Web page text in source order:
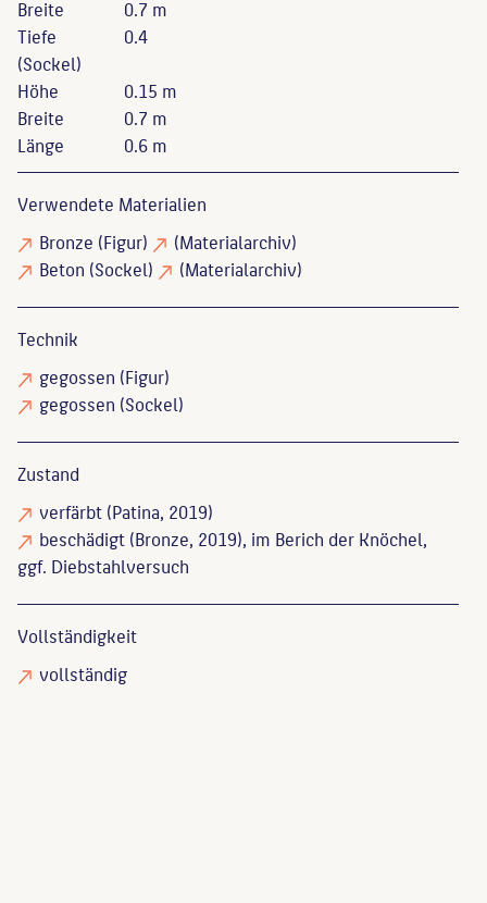
Breite
Tiefe
(Sockel)
Höhe
Breite
Länge
0.7 m
0.4
0.15 m
0.7 m
0.6 m
Verwendete Materialien
Bronze (Figur)
(Materialarchiv)
Beton (Sockel) (Materialarchiv)
Technik
gegossen (Figur)
gegossen (Sockel)
Zustand
verfärbt(Patina, 2019)
beschädigt(Bronze, 2019), im Berich der Knöchel,
ggf. Diebstahlversuch
Vollständigkeit
vollständig